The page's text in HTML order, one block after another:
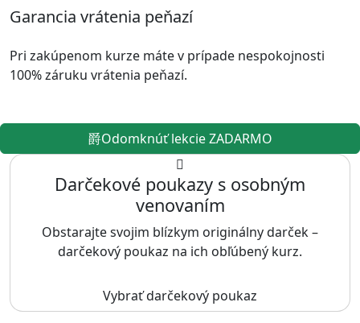
Garancia vrátenia peňazí
Pri zakúpenom kurze máte v prípade nespokojnosti
100% záruku vrátenia peňazí.
Odomknúť lekcie ZADARMO
Darčekové poukazy s osobným
venovaním
Obstarajte svojim blízkym originálny darček –
darčekový poukaz na ich obľúbený kurz.
Vybrať darčekový poukaz